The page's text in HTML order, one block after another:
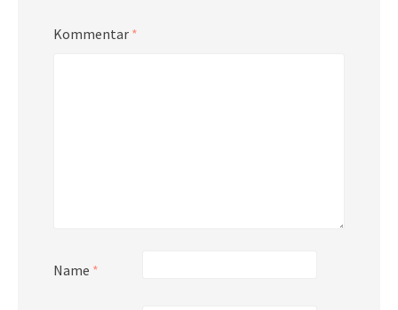
Kommentar *
Name *